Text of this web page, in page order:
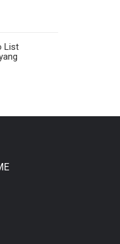
List